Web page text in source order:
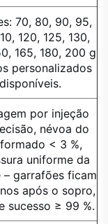
70, 80, 90, 95,
120, 125, 130,
165, 180, 200 g
personalizados
disponíveis.
por injeção
névoa do
< 3 %,
uniforme da
– garrafões ficam
após o sopro,
sucesso ≥ 99 %.